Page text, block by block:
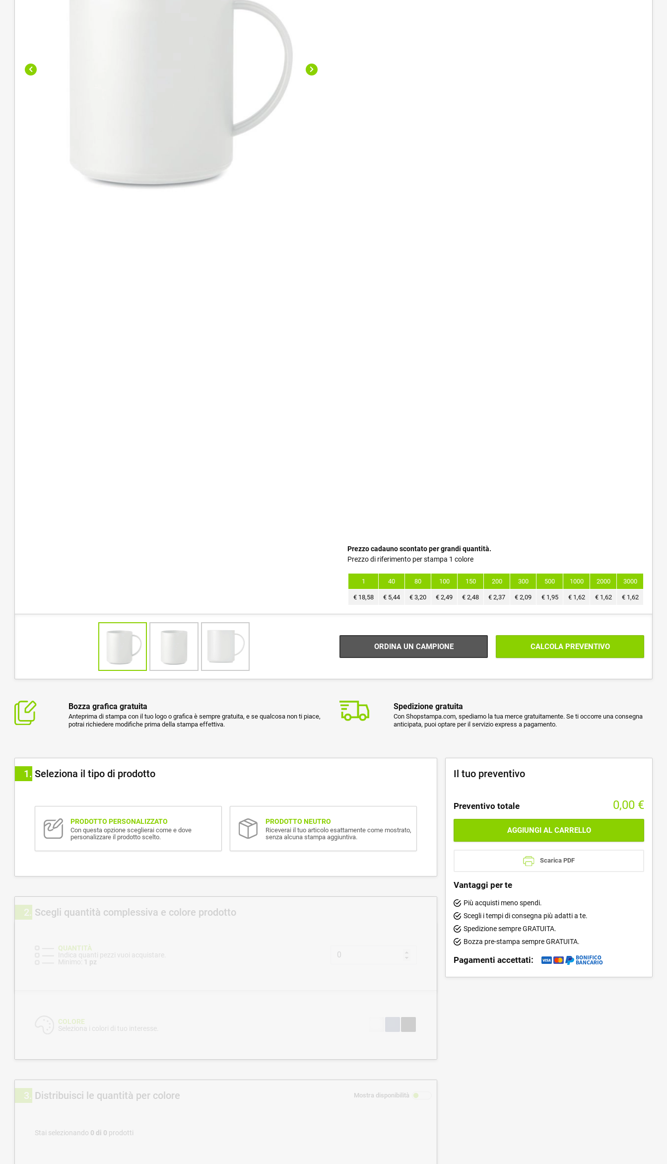
Prezzo cadauno scontato per grandi quantità.
Prezzo di riferimento per stampa 1 colore
1 40 80 100 150 200 300 500 1000 2000 3000
€ 18,58 € 5,44 € 3,20 € 2,49 € 2,48 € 2,37 € 2,09 € 1,95 € 1,62 € 1,62 € 1,62
ORDINA UN CAMPIONE CALCOLA PREVENTIVO
Bozza grafica gratuita
Anteprima di stampa con il tuo logo o grafica è sempre gratuita, e se qualcosa non ti piace,
potrai richiedere modifiche prima della stampa effettiva.
Spedizione gratuita
Con Shopstampa.com, spediamo la tua merce gratuitamente. Se ti occorre una consegna
anticipata, puoi optare per il servizio express a pagamento.
1 Seleziona il tipo di prodotto
PRODOTTO PERSONALIZZATO
Con questa opzione sceglierai come e dove
personalizzare il prodotto scelto.
PRODOTTO NEUTRO
Riceverai il tuo articolo esattamente come mostrato,
senza alcuna stampa aggiuntiva.
2 Scegli quantità complessiva e colore prodotto
QUANTITÀ
Indica quanti pezzi vuoi acquistare.
Minimo: 1 pz
COLORE
Seleziona i colori di tuo interesse.
3 Distribuisci le quantità per colore Mostra disponibilità
Stai selezionando 0 di 0 prodotti
Il tuo preventivo
Preventivo totale 0,00 €
AGGIUNGI AL CARRELLO
Scarica PDF
Vantaggi per te
Più acquisti meno spendi.
Scegli i tempi di consegna più adatti a te.
Spedizione sempre GRATUITA.
Bozza pre-stampa sempre GRATUITA.
Pagamenti accettati: